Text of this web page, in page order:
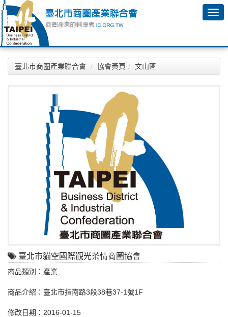
臺北市商圈產業聯合會 協會黃頁 文山區
臺北市貓空國際觀光茶情商圈協會
商品類別：產業
商品介紹：臺北市指南路3段38巷37-1號1F
修改日期：2016-01-15